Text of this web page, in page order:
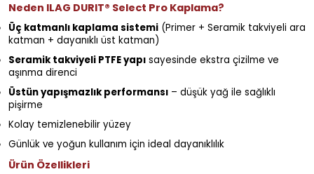
Neden ILAG DURIT® Select Pro Kaplama?
Üç katmanlı kaplama sistemi (Primer + Seramik takviyeli ara
katman + dayanıklı üst katman)
Seramik takviyeli PTFE yapı sayesinde ekstra çizilme ve
aşınma direnci
Üstün yapışmazlık performansı – düşük yağ ile sağlıklı
pişirme
Kolay temizlenebilir yüzey
Günlük ve yoğun kullanım için ideal dayanıklılık
Ürün Özellikleri